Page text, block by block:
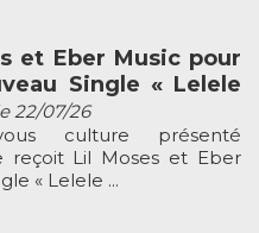
et Eber Music pour
Single « Lelele
22/07/26
culture présenté
reçoit Lil Moses et Eber
« Lelele ...